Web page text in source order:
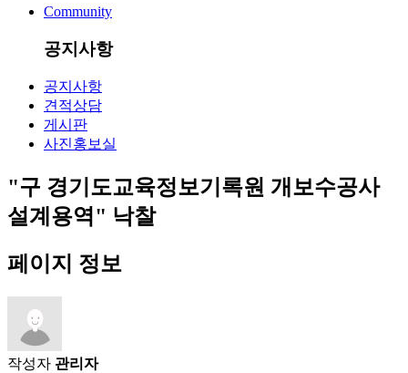
Community
공지사항
공지사항
견적상담
게시판
사진홍보실
"구 경기도교육정보기록원 개보수공사
설계용역" 낙찰
페이지 정보
작성자 관리자